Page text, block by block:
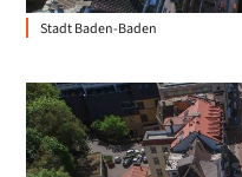
Stadt Baden-Baden